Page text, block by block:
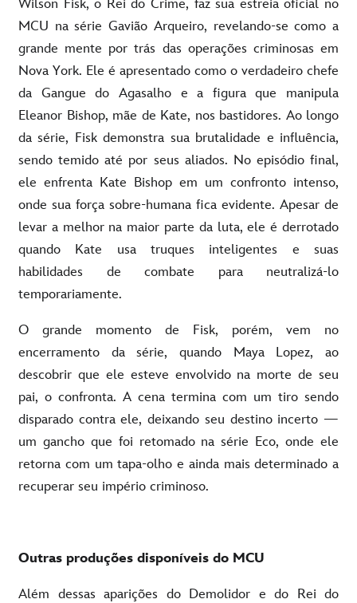
Wilson Fisk, o Rei do Crime, faz sua estreia oficial no
MCU na série Gavião Arqueiro, revelando-se como a
grande mente por trás das operações criminosas em
Nova York. Ele é apresentado como o verdadeiro chefe
da Gangue do Agasalho e a figura que manipula
Eleanor Bishop, mãe de Kate, nos bastidores. Ao longo
da série, Fisk demonstra sua brutalidade e influência,
sendo temido até por seus aliados. No episódio final,
ele enfrenta Kate Bishop em um confronto intenso,
onde sua força sobre-humana fica evidente. Apesar de
levar a melhor na maior parte da luta, ele é derrotado
quando Kate usa truques inteligentes e suas
habilidades de combate para neutralizá-lo
temporariamente.
O grande momento de Fisk, porém, vem no
encerramento da série, quando Maya Lopez, ao
descobrir que ele esteve envolvido na morte de seu
pai, o confronta. A cena termina com um tiro sendo
disparado contra ele, deixando seu destino incerto —
um gancho que foi retomado na série Eco, onde ele
retorna com um tapa-olho e ainda mais determinado a
recuperar seu império criminoso.
Outras produções disponíveis do MCU
Além dessas aparições do Demolidor e do Rei do